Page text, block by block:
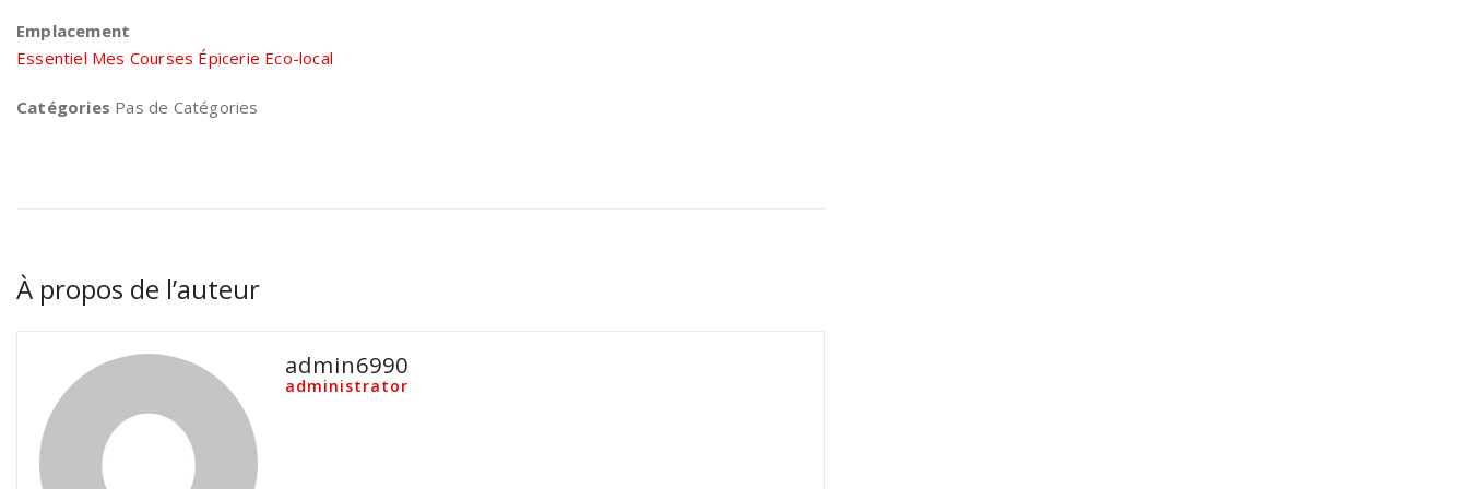
Emplacement
Essentiel Mes Courses Épicerie Eco-local
Catégories Pas de Catégories
À propos de l’auteur
admin6990
administrator